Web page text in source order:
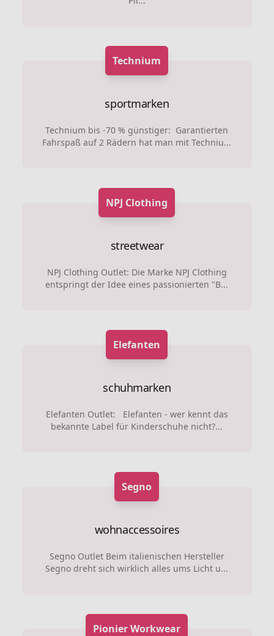
Technium
sportmarken
Technium bis -70 % günstiger: Garantierten
Fahrspaß auf 2 Rädern hat man mit Techniu...
NPJ Clothing
streetwear
NPJ Clothing Outlet: Die Marke NPJ Clothing
entspringt der Idee eines passionierten "B...
Elefanten
schuhmarken
Elefanten Outlet: Elefanten - wer kennt das
bekannte Label für Kinderschuhe nicht?...
Segno
wohnaccessoires
Segno Outlet Beim italienischen Hersteller
Segno dreht sich wirklich alles ums Licht u...
Pionier Workwear